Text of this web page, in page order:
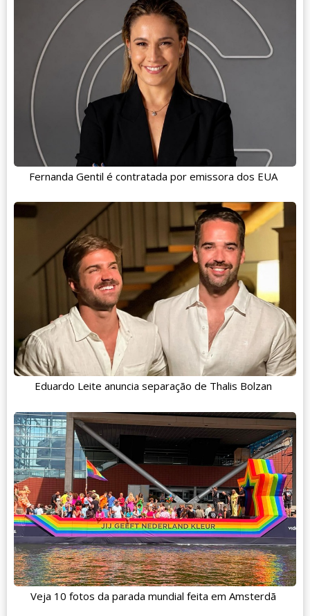
Fernanda Gentil é contratada por emissora dos EUA
Eduardo Leite anuncia separação de Thalis Bolzan
Veja 10 fotos da parada mundial feita em Amsterdã